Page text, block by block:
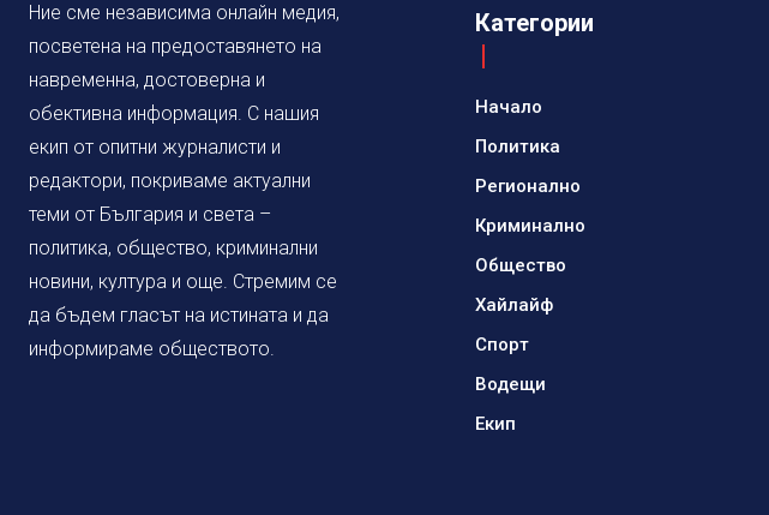
Ние сме независима онлайн медия,
посветена на предоставянето на
навременна, достоверна и
обективна информация. С нашия
екип от опитни журналисти и
редактори, покриваме актуални
теми от България и света –
политика, общество, криминални
новини, култура и още. Стремим се
да бъдем гласът на истината и да
информираме обществото.
Категории
Начало
Политика
Регионално
Криминално
Общество
Хайлайф
Спорт
Водещи
Екип